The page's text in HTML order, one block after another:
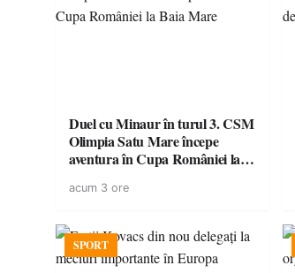
Duel cu Minaur în turul 3. CSM
Olimpia Satu Mare începe
aventura în Cupa României la
acum 3 ore
SPORT